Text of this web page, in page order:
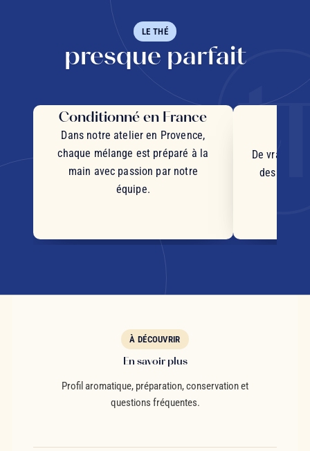
LE THÉ
presque parfait
Conditionné en France
Dans notre atelier en Provence,
chaque mélange est préparé à la
main avec passion par notre
équipe.
De vrais
des
À DÉCOUVRIR
En savoir plus
Profil aromatique, préparation, conservation et
questions fréquentes.